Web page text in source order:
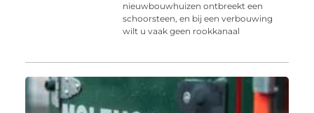
nieuwbouwhuizen ontbreekt een
schoorsteen, en bij een verbouwing
wilt u vaak geen rookkanaal